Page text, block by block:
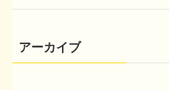
アーカイブ